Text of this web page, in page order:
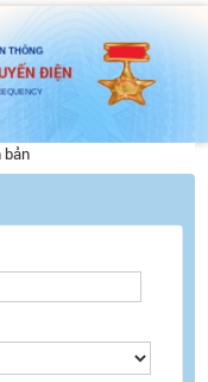
THÔNG
ĐIỆN
bản